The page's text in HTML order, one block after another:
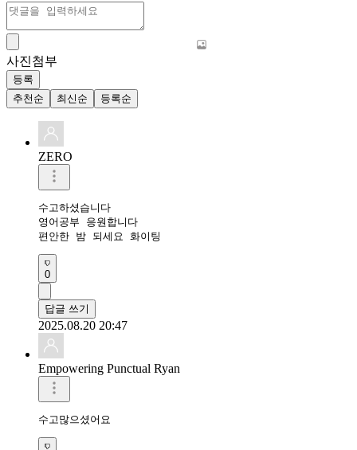
사진첨부
등록
추천순
최신순 등록순
ZERO
수고하셨습니다
영어공부 응원합니다
편안한 밤 되세요 화이팅
0
답글 쓰기
2025.08.20 20:47
Empowering Punctual Ryan
수고많으셨어요